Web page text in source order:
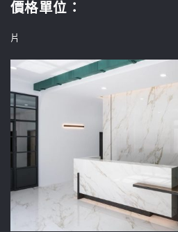
價格單位 ：
片